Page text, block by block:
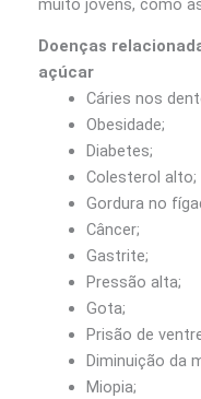
muito jovens, como
Doenças
açúcar
Cáries nos
Obesidade;
Diabetes;
Colesterol alto;
Gordura no
Câncer;
Gastrite;
Pressão alta;
Gota;
Prisão de
Diminuição da
Miopia;